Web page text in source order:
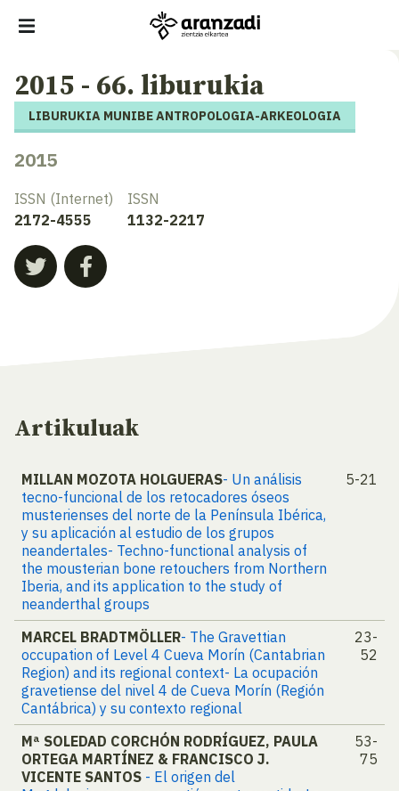
2015 - 66. liburukia
LIBURUKIA MUNIBE ANTROPOLOGIA-ARKEOLOGIA
2015
ISSN (Internet)
2172-4555
ISSN
1132-2217
Artikuluak
MILLAN MOZOTA HOLGUERAS- Un análisis
tecno-funcional de los retocadores óseos
musterienses del norte de la Península Ibérica,
y su aplicación al estudio de los grupos
neandertales- Techno-functional analysis of
the mousterian bone retouchers from Northern
Iberia, and its application to the study of
neanderthal groups
5-21
MARCEL BRADTMÖLLER- The Gravettian
occupation of Level 4 Cueva Morín (Cantabrian
Region) and its regional context- La ocupación
gravetiense del nivel 4 de Cueva Morín (Región
Cantábrica) y su contexto regional
23-
52
Mª SOLEDAD CORCHÓN RODRÍGUEZ, PAULA
ORTEGA MARTÍNEZ & FRANCISCO J.
VICENTE SANTOS - El origen del
53-
75